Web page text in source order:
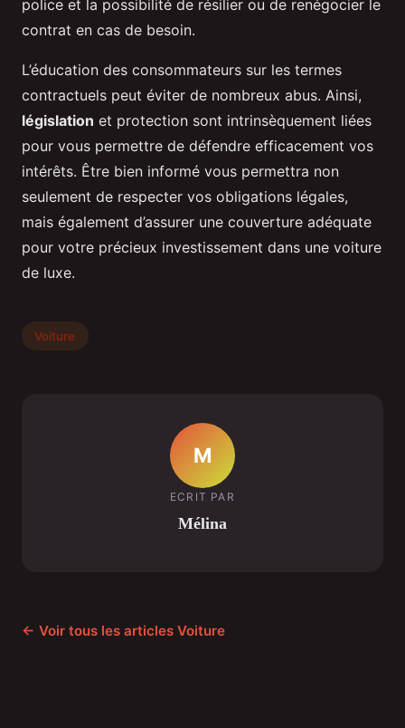
police et la possibilité de résilier ou de renégocier le
contrat en cas de besoin.
L’éducation des consommateurs sur les termes
contractuels peut éviter de nombreux abus. Ainsi,
législation et protection sont intrinsèquement liées
pour vous permettre de défendre efficacement vos
intérêts. Être bien informé vous permettra non
seulement de respecter vos obligations légales,
mais également d’assurer une couverture adéquate
pour votre précieux investissement dans une voiture
de luxe.
Voiture
M
ECRIT PAR
Mélina
← Voir tous les articles Voiture